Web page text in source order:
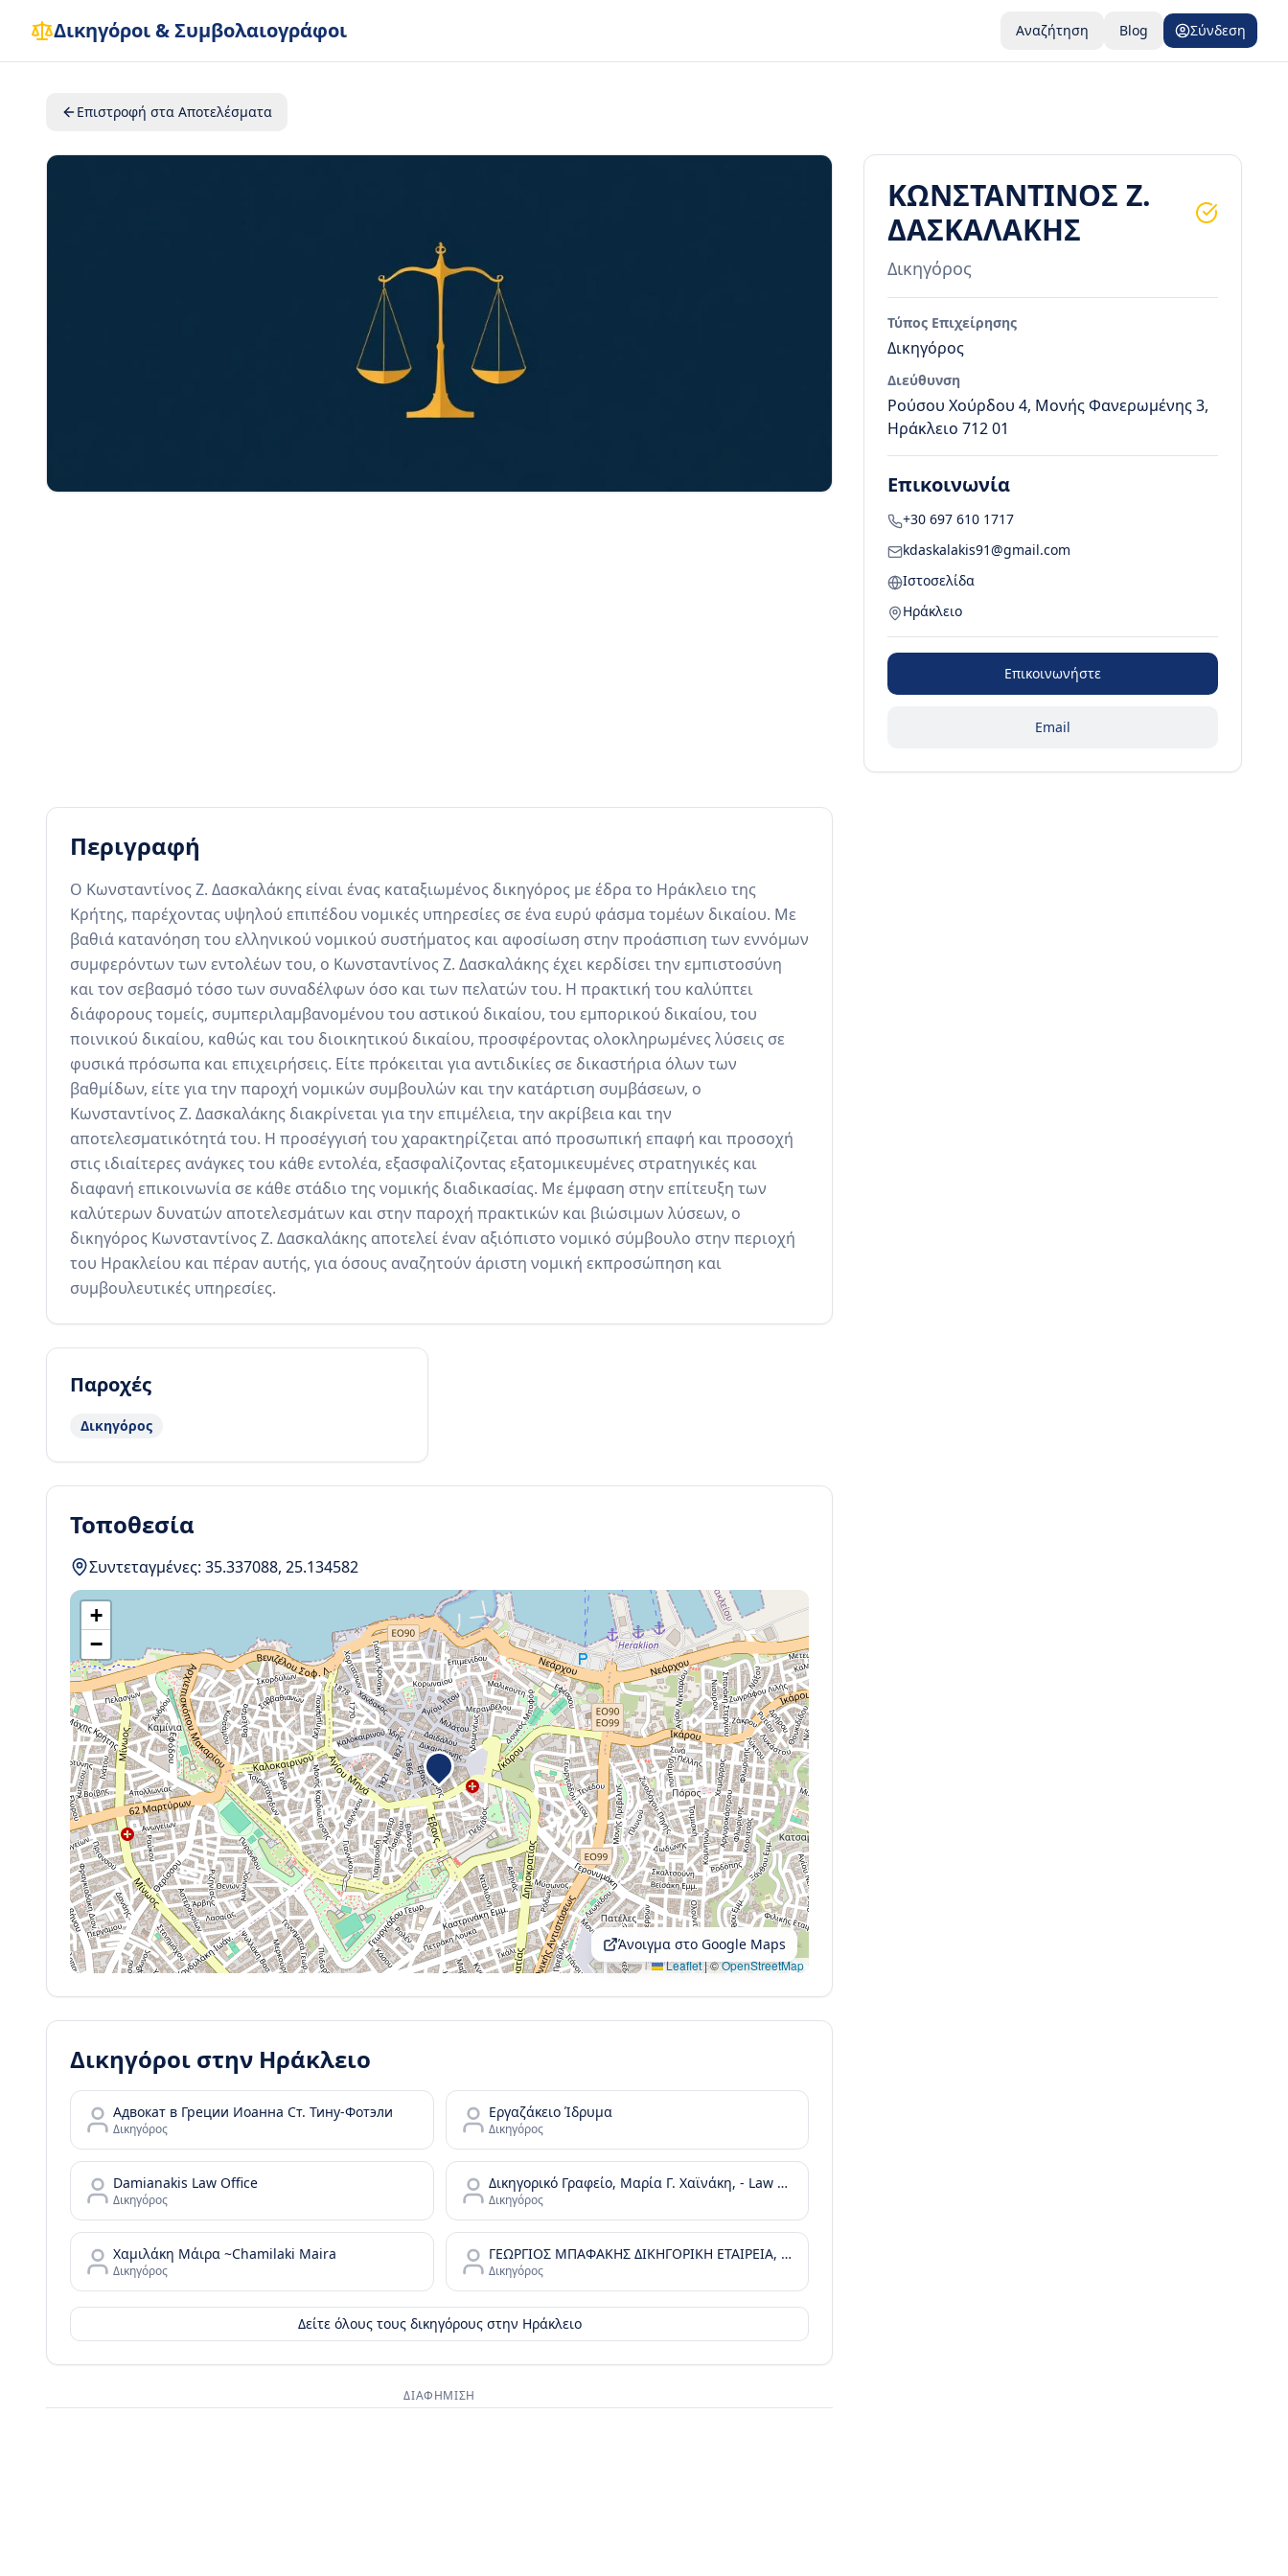
Δικηγόροι & Συμβολαιογράφοι Αναζήτηση Blog Σύνδεση
Επιστροφή στα Αποτελέσματα
Περιγραφή
Ο Κωνσταντίνος Ζ. Δασκαλάκης είναι ένας καταξιωμένος δικηγόρος με έδρα το Ηράκλειο της
Κρήτης, παρέχοντας υψηλού επιπέδου νομικές υπηρεσίες σε ένα ευρύ φάσμα τομέων δικαίου. Με
βαθιά κατανόηση του ελληνικού νομικού συστήματος και αφοσίωση στην προάσπιση των εννόμων
συμφερόντων των εντολέων του, ο Κωνσταντίνος Ζ. Δασκαλάκης έχει κερδίσει την εμπιστοσύνη
και τον σεβασμό τόσο των συναδέλφων όσο και των πελατών του. Η πρακτική του καλύπτει
διάφορους τομείς, συμπεριλαμβανομένου του αστικού δικαίου, του εμπορικού δικαίου, του
ποινικού δικαίου, καθώς και του διοικητικού δικαίου, προσφέροντας ολοκληρωμένες λύσεις σε
φυσικά πρόσωπα και επιχειρήσεις. Είτε πρόκειται για αντιδικίες σε δικαστήρια όλων των
βαθμίδων, είτε για την παροχή νομικών συμβουλών και την κατάρτιση συμβάσεων, ο
Κωνσταντίνος Ζ. Δασκαλάκης διακρίνεται για την επιμέλεια, την ακρίβεια και την
αποτελεσματικότητά του. Η προσέγγισή του χαρακτηρίζεται από προσωπική επαφή και προσοχή
στις ιδιαίτερες ανάγκες του κάθε εντολέα, εξασφαλίζοντας εξατομικευμένες στρατηγικές και
διαφανή επικοινωνία σε κάθε στάδιο της νομικής διαδικασίας. Με έμφαση στην επίτευξη των
καλύτερων δυνατών αποτελεσμάτων και στην παροχή πρακτικών και βιώσιμων λύσεων, ο
δικηγόρος Κωνσταντίνος Ζ. Δασκαλάκης αποτελεί έναν αξιόπιστο νομικό σύμβουλο στην περιοχή
του Ηρακλείου και πέραν αυτής, για όσους αναζητούν άριστη νομική εκπροσώπηση και
συμβουλευτικές υπηρεσίες.
Παροχές
Δικηγόρος
Τοποθεσία
Συντεταγμένες: 35.337088, 25.134582
+
−
Leaflet|©OpenStreetMap
Άνοιγμα στο Google Maps
Δικηγόροι στην Ηράκλειο
Адвокат в Греции Иоанна Ст. Тину-Фотэли
Δικηγόρος
Εργαζάκειο Ίδρυμα
Δικηγόρος
Damianakis Law Office
Δικηγόρος
Δικηγορικό Γραφείο, Μαρία Γ. Χαϊνάκη, - Law Office, Maria G. Chainaki
Δικηγόρος
Χαμιλάκη Μάιρα ~Chamilaki Maira
Δικηγόρος
ΓΕΩΡΓΙΟΣ ΜΠΑΦΑΚΗΣ ΔΙΚΗΓΟΡΙΚΗ ΕΤΑΙΡΕΙΑ, Bafakis Law Office
Δικηγόρος
Δείτε όλους τους δικηγόρους στην Ηράκλειο
ΔΙΑΦΉΜΙΣΗ
ΚΩΝΣΤΑΝΤΙΝΟΣ Ζ.
ΔΑΣΚΑΛΑΚΗΣ
Δικηγόρος
Τύπος Επιχείρησης
Δικηγόρος
Διεύθυνση
Ρούσου Χούρδου 4, Μονής Φανερωμένης 3,
Ηράκλειο 712 01
Επικοινωνία
+30 697 610 1717
kdaskalakis91@gmail.com
Ιστοσελίδα
Ηράκλειο
Επικοινωνήστε
Email